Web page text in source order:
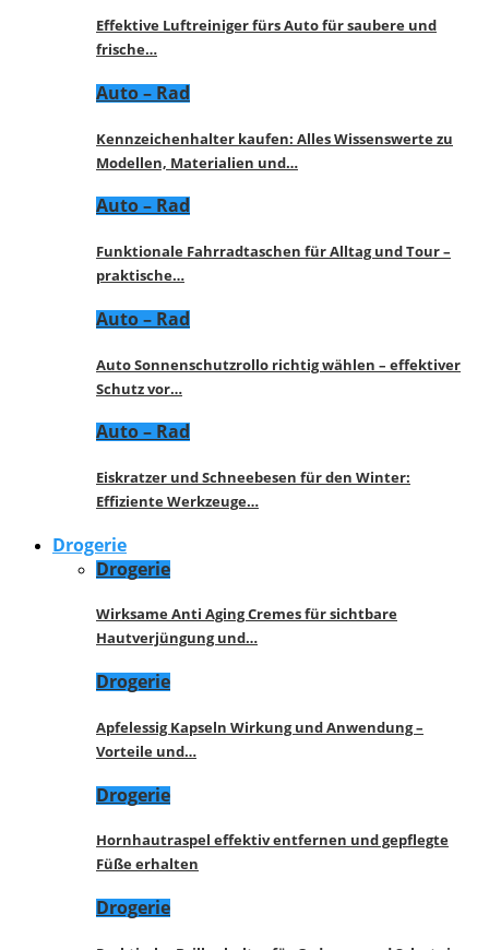
Effektive Luftreiniger fürs Auto für saubere und
frische…
Auto – Rad
Kennzeichenhalter kaufen: Alles Wissenswerte zu
Modellen, Materialien und…
Auto – Rad
Funktionale Fahrradtaschen für Alltag und Tour –
praktische…
Auto – Rad
Auto Sonnenschutzrollo richtig wählen – effektiver
Schutz vor…
Auto – Rad
Eiskratzer und Schneebesen für den Winter:
Effiziente Werkzeuge…
Drogerie
Drogerie
Wirksame Anti Aging Cremes für sichtbare
Hautverjüngung und…
Drogerie
Apfelessig Kapseln Wirkung und Anwendung –
Vorteile und…
Drogerie
Hornhautraspel effektiv entfernen und gepflegte
Füße erhalten
Drogerie